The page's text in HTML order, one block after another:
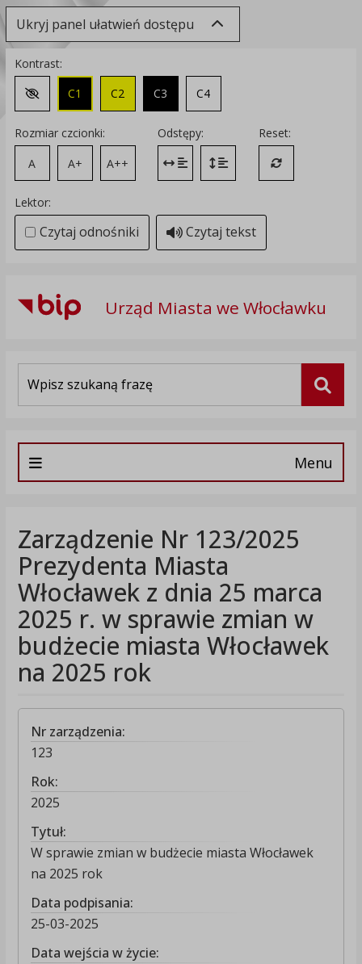
Ukryj panel ułatwień dostępu
Kontrast:
Zmień kontrast na domyślny
C1 C2 C3 C4
Rozmiar czcionki:
A
A+ A++
Odstępy:
Zmień odstęp między literami
Zmień interlinię i margines
Reset:
Przywróć
Lektor:
Czytaj odnośniki Czytaj tekst
Urząd Miasta we Włocławku
Menu
Zarządzenie Nr 123/2025
Prezydenta Miasta
Włocławek z dnia 25 marca
2025 r. w sprawie zmian w
budżecie miasta Włocławek
na 2025 rok
Nr zarządzenia:
123
Rok:
2025
Tytuł:
W sprawie zmian w budżecie miasta Włocławek
na 2025 rok
Data podpisania:
25-03-2025
Data wejścia w życie: